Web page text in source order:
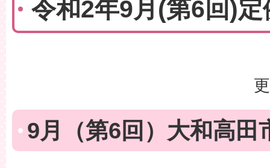
令和2年9月(第6回)
9月（第6回）大和高田